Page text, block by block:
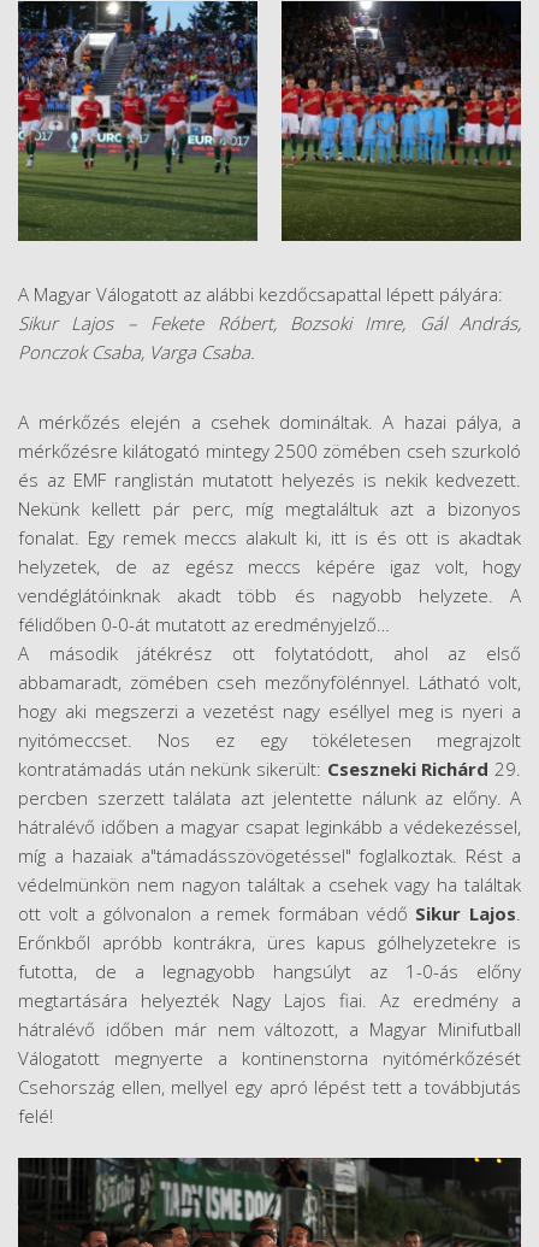
A Magyar Válogatott az alábbi kezdőcsapattal lépett pályára:
Sikur Lajos – Fekete Róbert, Bozsoki Imre, Gál András,
Ponczok Csaba, Varga Csaba.
A mérkőzés elején a csehek domináltak. A hazai pálya, a
mérkőzésre kilátogató mintegy 2500 zömében cseh szurkoló
és az EMF ranglistán mutatott helyezés is nekik kedvezett.
Nekünk kellett pár perc, míg megtaláltuk azt a bizonyos
fonalat. Egy remek meccs alakult ki, itt is és ott is akadtak
helyzetek, de az egész meccs képére igaz volt, hogy
vendéglátóinknak akadt több és nagyobb helyzete. A
félidőben 0-0-át mutatott az eredményjelző…
A második játékrész ott folytatódott, ahol az első
abbamaradt, zömében cseh mezőnyfölénnyel. Látható volt,
hogy aki megszerzi a vezetést nagy eséllyel meg is nyeri a
nyitómeccset. Nos ez egy tökéletesen megrajzolt
kontratámadás után nekünk sikerült: Cseszneki Richárd 29.
percben szerzett találata azt jelentette nálunk az előny. A
hátralévő időben a magyar csapat leginkább a védekezéssel,
míg a hazaiak a"támadásszövögetéssel" foglalkoztak. Rést a
védelmünkön nem nagyon találtak a csehek vagy ha találtak
ott volt a gólvonalon a remek formában védő Sikur Lajos
Erőnkből apróbb kontrákra, üres kapus gólhelyzetekre is
futotta, de a legnagyobb hangsúlyt az 1-0-ás előny
megtartására helyezték Nagy Lajos fiai. Az eredmény a
hátralévő időben már nem változott, a Magyar Minifutball
Válogatott megnyerte a kontinenstorna nyitómérkőzését
Csehország ellen, mellyel egy apró lépést tett a továbbjutás
felé!